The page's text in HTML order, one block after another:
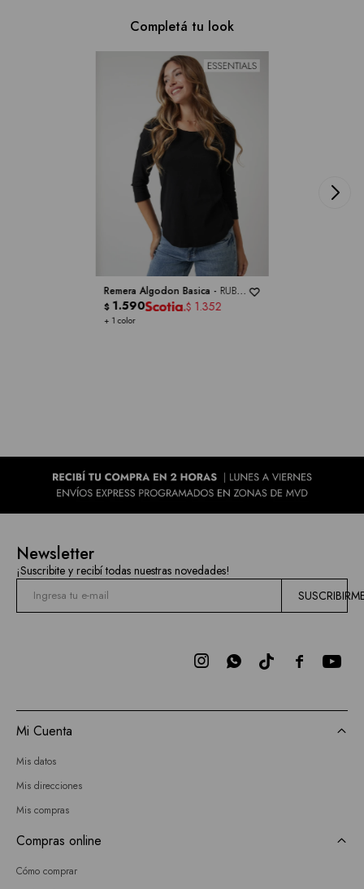
Completá tu look
Remera Algodon Basica - RUBY
RD
+ 1 color
$ 1.590 $ 1.352
Newsletter
¡Suscribite y recibí todas nuestras novedades!

 
Mi Cuenta
Mis datos
Mis direcciones
Mis compras
Compras online
Cómo comprar